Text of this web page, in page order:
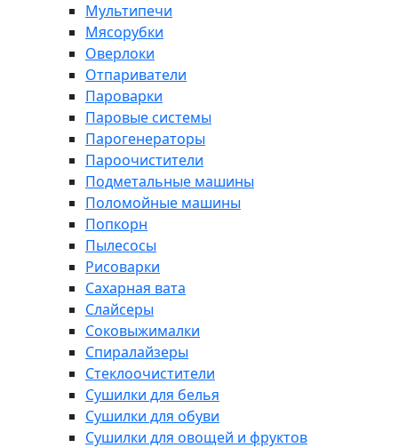
Мультипечи
Мясорубки
Оверлоки
Отпариватели
Пароварки
Паровые системы
Парогенераторы
Пароочистители
Подметальные машины
Поломойные машины
Попкорн
Пылесосы
Рисоварки
Сахарная вата
Слайсеры
Соковыжималки
Спиралайзеры
Стеклоочистители
Сушилки для белья
Сушилки для обуви
Сушилки для овощей и фруктов